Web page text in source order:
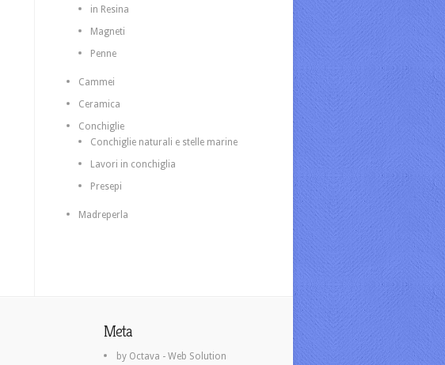
in Resina
Magneti
Penne
Cammei
Ceramica
Conchiglie
Conchiglie naturali e stelle marine
Lavori in conchiglia
Presepi
Madreperla
Meta
by Octava - Web Solution